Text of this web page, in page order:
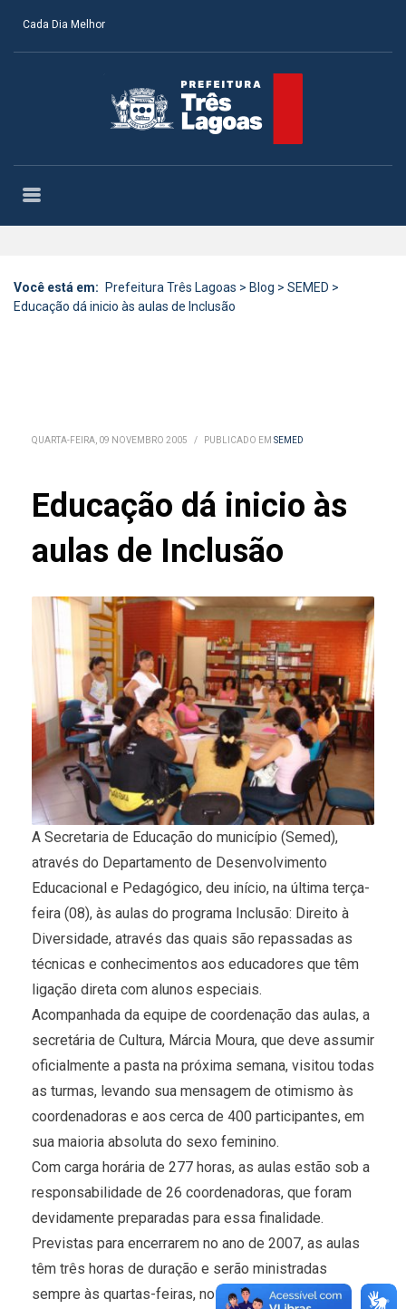
Cada Dia Melhor
Você está em: Prefeitura Três Lagoas > Blog > SEMED >
Educação dá inicio às aulas de Inclusão
QUARTA-FEIRA, 09 NOVEMBRO 2005 / PUBLICADO EM SEMED
Educação dá inicio às
aulas de Inclusão
A Secretaria de Educação do município (Semed),
através do Departamento de Desenvolvimento
Educacional e Pedagógico, deu início, na última terça-
feira (08), às aulas do programa Inclusão: Direito à
Diversidade, através das quais são repassadas as
técnicas e conhecimentos aos educadores que têm
ligação direta com alunos especiais.
Acompanhada da equipe de coordenação das aulas, a
secretária de Cultura, Márcia Moura, que deve assumir
oficialmente a pasta na próxima semana, visitou todas
as turmas, levando sua mensagem de otimismo às
coordenadoras e aos cerca de 400 participantes, em
sua maioria absoluta do sexo feminino.
Com carga horária de 277 horas, as aulas estão sob a
responsabilidade de 26 coordenadoras, que foram
devidamente preparadas para essa finalidade.
Previstas para encerrarem no ano de 2007, as aulas
têm três horas de duração e serão ministradas
sempre às quartas-feiras, nos três períodos. São